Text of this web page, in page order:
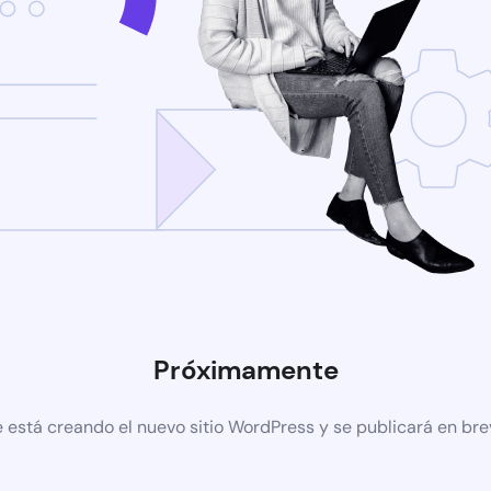
Próximamente
está creando el nuevo sitio WordPress y se publicará en